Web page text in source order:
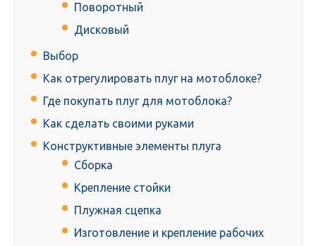
Поворотный
Дисковый
Выбор
Как отрегулировать плуг на мотоблоке?
Где покупать плуг для мотоблока?
Как сделать своими руками
Конструктивные элементы плуга
Сборка
Крепление стойки
Плужная сцепка
Изготовление и крепление рабочих